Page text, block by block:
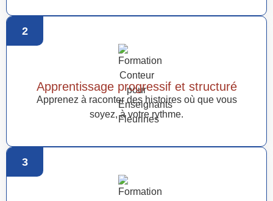
2
Apprentissage progressif et structuré
Apprenez à raconter des histoires où que vous
soyez, à votre rythme.
3